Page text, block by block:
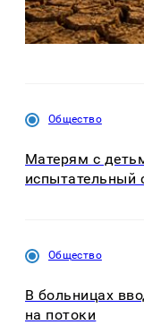
Общество
Матерям с
испытательный
Общество
В больницах
на потоки